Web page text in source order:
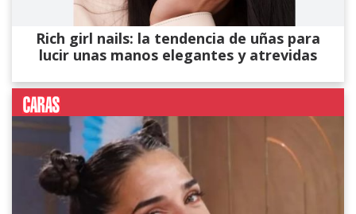
Rich girl nails: la tendencia de uñas para
lucir unas manos elegantes y atrevidas